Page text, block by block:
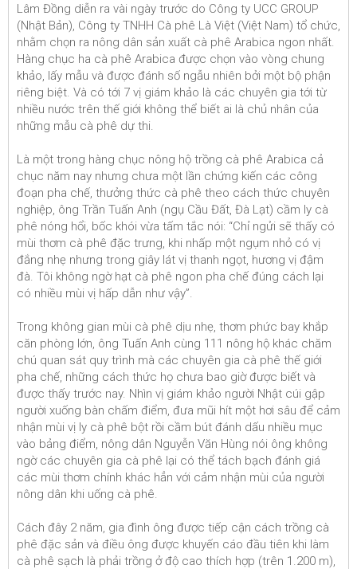
Lâm Đồng diễn ra vài ngày trước do Công ty UCC GROUP
(Nhật Bản), Công ty TNHH Cà phê Là Việt (Việt Nam) tổ chức,
nhằm chọn ra nông dân sản xuất cà phê Arabica ngon nhất.
Hàng chục ha cà phê Arabica được chọn vào vòng chung
khảo, lấy mẫu và được đánh số ngẫu nhiên bởi một bộ phận
riêng biệt. Và có tới 7 vị giám khảo là các chuyên gia tới từ
nhiều nước trên thế giới không thể biết ai là chủ nhân của
những mẫu cà phê dự thi.
Là một trong hàng chục nông hộ trồng cà phê Arabica cả
chục năm nay nhưng chưa một lần chứng kiến các công
đoạn pha chế, thưởng thức cà phê theo cách thức chuyên
nghiệp, ông Trần Tuấn Anh (ngụ Cầu Đất, Đà Lạt) cầm ly cà
phê nóng hổi, bốc khói vừa tấm tắc nói: “Chỉ ngửi sẽ thấy có
mùi thơm cà phê đặc trưng, khi nhấp một ngụm nhỏ có vị
đắng nhẹ nhưng trong giây lát vị thanh ngọt, hương vị đậm
đà. Tôi không ngờ hạt cà phê ngon pha chế đúng cách lại
có nhiều mùi vị hấp dẫn như vậy”.
Trong không gian mùi cà phê dịu nhẹ, thơm phức bay khắp
căn phòng lớn, ông Tuấn Anh cùng 111 nông hộ khác chăm
chú quan sát quy trình mà các chuyên gia cà phê thế giới
pha chế, những cách thức họ chưa bao giờ được biết và
được thấy trước nay. Nhìn vị giám khảo người Nhật cúi gập
người xuống bàn chấm điểm, đưa mũi hít một hơi sâu để cảm
nhận mùi vị ly cà phê bột rồi cầm bút đánh dấu nhiều mục
vào bảng điểm, nông dân Nguyễn Văn Hùng nói ông không
ngờ các chuyên gia cà phê lại có thể tách bạch đánh giá
các mùi thơm chính khác hẳn với cảm nhận mùi của người
nông dân khi uống cà phê.
Cách đây 2 năm, gia đình ông được tiếp cận cách trồng cà
phê đặc sản và điều ông được khuyến cáo đầu tiên khi làm
cà phê sạch là phải trồng ở độ cao thích hợp (trên 1.200 m),